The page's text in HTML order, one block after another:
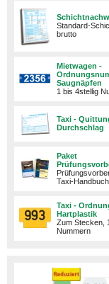
Standard-
brutto
Mietwagen -
Saugnäpfen
1 bis 4stellig
Taxi -
Durchschlag
Paket
Taxi-Handbuch
Taxi -
Hartplastik
Zum Stecken,
Nummern